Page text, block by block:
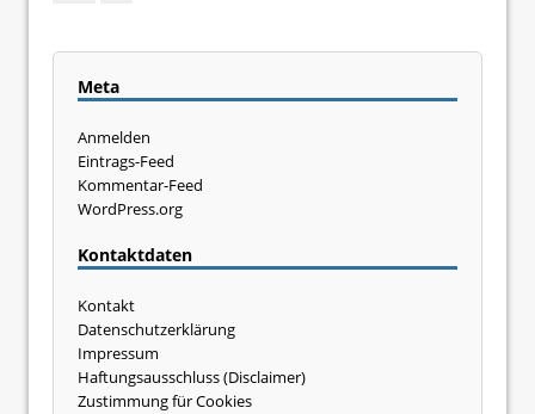
Meta
Anmelden
Eintrags-Feed
Kommentar-Feed
WordPress.org
Kontaktdaten
Kontakt
Datenschutzerklärung
Impressum
Haftungsausschluss (Disclaimer)
Zustimmung für Cookies